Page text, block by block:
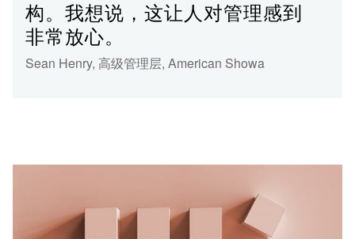
构。我想说，这让人对管理感到
非常放心。
Sean Henry, 高级管理层, American Showa